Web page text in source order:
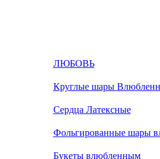
ЛЮБОВЬ
Круглые шары
Сердца Латексные
Фольгированные шары
Букеты влюбленным